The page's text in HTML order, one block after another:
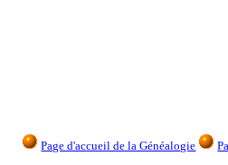
Page d'accueil de la Généalogie